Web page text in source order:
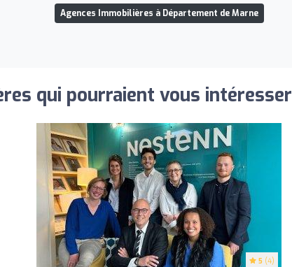
Agences Immobilières à Département de Marne
qui pourraient vous intéresser
5 (4)